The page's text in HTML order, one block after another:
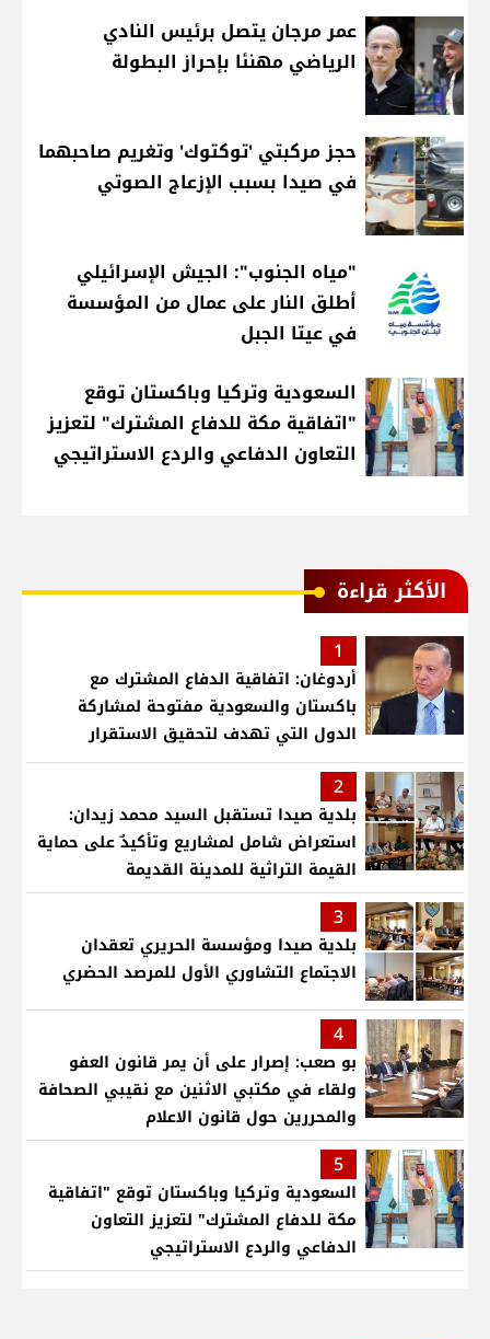
عمر مرجان يتصل برئيس النادي
الرياضي مهنئا بإحراز البطولة
حجز مركبتي 'توكتوك' وتغريم صاحبهما
في صيدا بسبب الإزعاج الصوتي
"مياه الجنوب": الجيش الإسرائيلي
أطلق النار على عمال من المؤسسة
في عيتا الجبل
السعودية وتركيا وباكستان توقع
"اتفاقية مكة للدفاع المشترك" لتعزيز
التعاون الدفاعي والردع الاستراتيجي
الأكثر قراءة
1
أردوغان: اتفاقية الدفاع المشترك مع
باكستان والسعودية مفتوحة لمشاركة
الدول التي تهدف لتحقيق الاستقرار
بمنطقتنا
2
بلدية صيدا تستقبل السيد محمد زيدان:
استعراض شامل لمشاريع وتأكيدٌ على حماية
القيمة التراثية للمدينة القديمة
3
بلدية صيدا ومؤسسة الحريري تعقدان
الاجتماع التشاوري الأول للمرصد الحضري
4
بو صعب: إصرار على أن يمر قانون العفو
ولقاء في مكتبي الاثنين مع نقيبي الصحافة
والمحررين حول قانون الاعلام
5
السعودية وتركيا وباكستان توقع "اتفاقية
مكة للدفاع المشترك" لتعزيز التعاون
الدفاعي والردع الاستراتيجي